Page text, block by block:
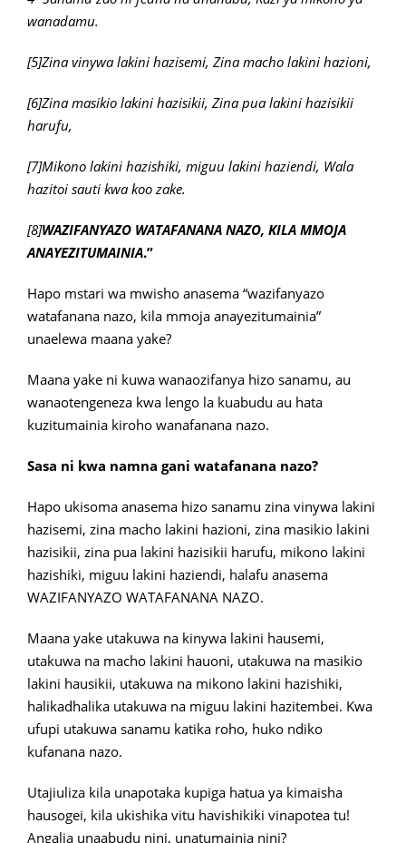
wanadamu.
[5]Zina vinywa lakini hazisemi, Zina macho lakini hazioni,
[6]Zina masikio lakini hazisikii, Zina pua lakini hazisikii
harufu,
[7]Mikono lakini hazishiki, miguu lakini haziendi, Wala
hazitoi sauti kwa koo zake.
[8]WAZIFANYAZO WATAFANANA NAZO, KILA MMOJA
ANAYEZITUMAINIA.”
Hapo mstari wa mwisho anasema “wazifanyazo
watafanana nazo, kila mmoja anayezitumainia”
unaelewa maana yake?
Maana yake ni kuwa wanaozifanya hizo sanamu, au
wanaotengeneza kwa lengo la kuabudu au hata
kuzitumainia kiroho wanafanana nazo.
Sasa ni kwa namna gani watafanana nazo?
Hapo ukisoma anasema hizo sanamu zina vinywa lakini
hazisemi, zina macho lakini hazioni, zina masikio lakini
hazisikii, zina pua lakini hazisikii harufu, mikono lakini
hazishiki, miguu lakini haziendi, halafu anasema
WAZIFANYAZO WATAFANANA NAZO.
Maana yake utakuwa na kinywa lakini hausemi,
utakuwa na macho lakini hauoni, utakuwa na masikio
lakini hausikii, utakuwa na mikono lakini hazishiki,
halikadhalika utakuwa na miguu lakini hazitembei. Kwa
ufupi utakuwa sanamu katika roho, huko ndiko
kufanana nazo.
Utajiuliza kila unapotaka kupiga hatua ya kimaisha
hausogei, kila ukishika vitu havishikiki vinapotea tu!
Angalia unaabudu nini, unatumainia nini?